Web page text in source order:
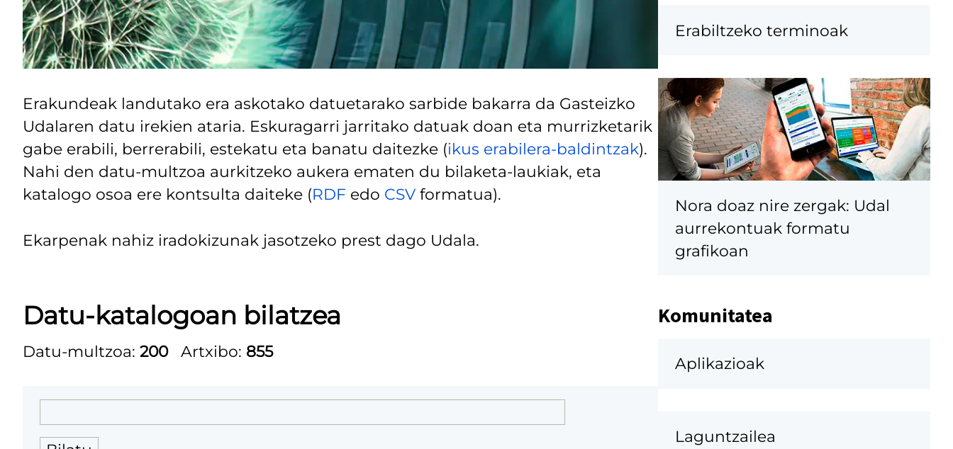
Erakundeak landutako era askotako datuetarako sarbide bakarra da Gasteizko
Udalaren datu irekien ataria. Eskuragarri jarritako datuak doan eta murrizketarik
gabe erabili, berrerabili, estekatu eta banatu daitezke (ikus erabilera-baldintzak).
Nahi den datu-multzoa aurkitzeko aukera ematen du bilaketa-laukiak, eta
katalogo osoa ere kontsulta daiteke (RDF edo CSV formatua).
Ekarpenak nahiz iradokizunak jasotzeko prest dago Udala.
Datu-katalogoan bilatzea
Datu-multzoa: 200Artxibo: 855
Erabiltzeko terminoak
Nora doaz nire zergak: Udal
aurrekontuak formatu
grafikoan
Komunitatea
Aplikazioak
Laguntzailea